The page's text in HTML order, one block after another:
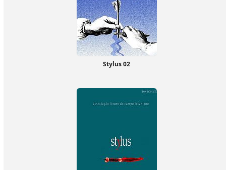
Stylus 02